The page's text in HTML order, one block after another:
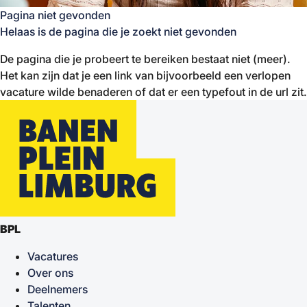
Pagina niet gevonden
Helaas is de pagina die je zoekt niet gevonden
De pagina die je probeert te bereiken bestaat niet (meer).
Het kan zijn dat je een link van bijvoorbeeld een verlopen
vacature wilde benaderen of dat er een typefout in de url zit.
BPL
Vacatures
Over ons
Deelnemers